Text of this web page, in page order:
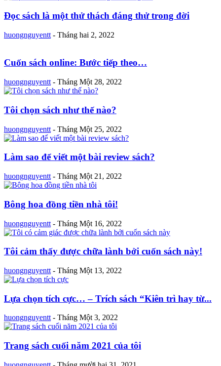
Đọc sách là một thử thách đáng thử trong đời
huongnguyentt - Tháng hai 2, 2022
Cuốn sách online: Bước tiếp theo…
huongnguyentt - Tháng Một 28, 2022
Tôi chọn sách như thế nào?
huongnguyentt - Tháng Một 25, 2022
Làm sao để viết một bài review sách?
huongnguyentt - Tháng Một 21, 2022
Bông hoa đồng tiền nhà tôi!
huongnguyentt - Tháng Một 16, 2022
Tôi cảm thấy được chữa lành bởi cuốn sách này!
huongnguyentt - Tháng Một 13, 2022
Lựa chọn tích cực… – Trích sách “Kiên trì hay từ...
huongnguyentt - Tháng Một 3, 2022
Trang sách cuối năm 2021 của tôi